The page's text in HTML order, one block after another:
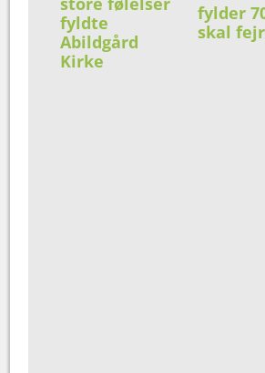
fyldte
Abildgård
Kirke
fylder
skal